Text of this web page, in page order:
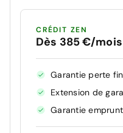
CRÉDIT ZEN
Dès 385 €/mois
Garantie perte
Extension de
Garantie